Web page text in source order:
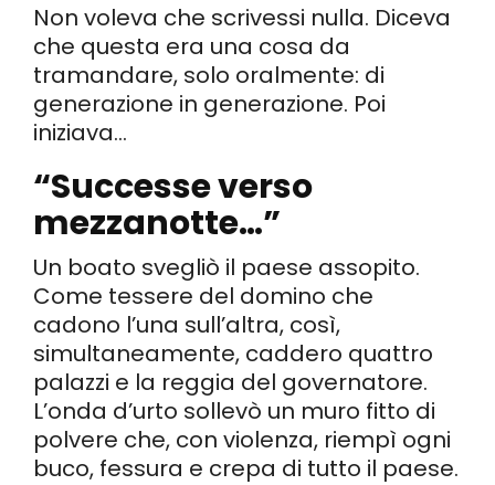
Non voleva che scrivessi nulla. Diceva
che questa era una cosa da
tramandare, solo oralmente: di
generazione in generazione. Poi
iniziava…
“Successe verso
mezzanotte…”
Un boato svegliò il paese assopito.
Come tessere del domino che
cadono l’una sull’altra, così,
simultaneamente, caddero quattro
palazzi e la reggia del governatore.
L’onda d’urto sollevò un muro fitto di
polvere che, con violenza, riempì ogni
buco, fessura e crepa di tutto il paese.